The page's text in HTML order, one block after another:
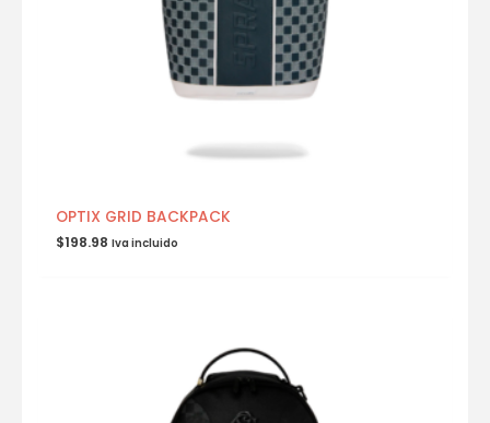
OPTIX GRID BACKPACK
$198.98 Iva incluido